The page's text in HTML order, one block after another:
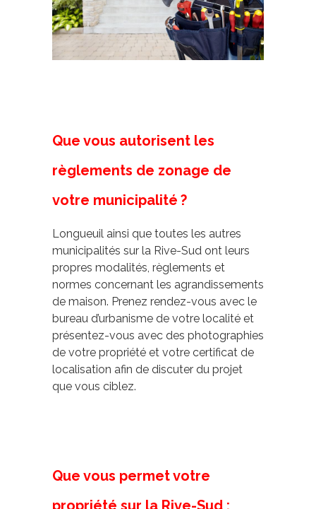
Que vous autorisent les
règlements de zonage de
votre municipalité ?
Longueuil ainsi que toutes les autres
municipalités sur la Rive-Sud ont leurs
propres modalités, règlements et
normes concernant les agrandissements
de maison. Prenez rendez-vous avec le
bureau d’urbanisme de votre localité et
présentez-vous avec des photographies
de votre propriété et votre certificat de
localisation afin de discuter du projet
que vous ciblez.
Que vous permet votre
propriété sur la Rive-Sud :